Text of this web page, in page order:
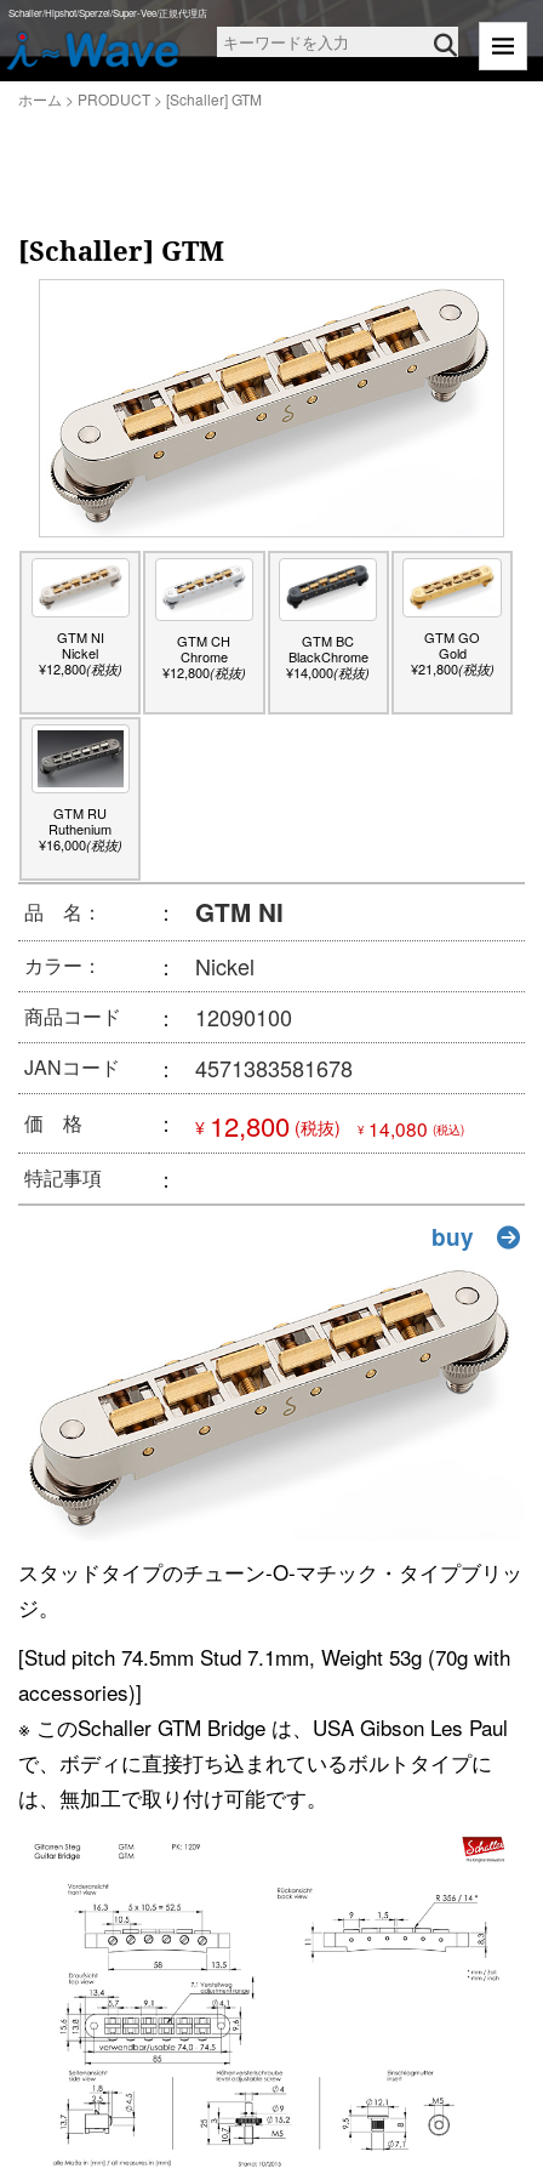
Schaller/Hipshot/Sperzel/Super-Vee/正規代理店
ホーム>PRODUCT>[Schaller] GTM
ホーム > PRODUCT > [Schaller] GTM
[Schaller] GTM
GTM NI
Nickel
¥12,800(税抜)
GTM CH
Chrome
¥12,800(税抜)
GTM BC
BlackChrome
¥14,000(税抜)
GTM GO
Gold
¥21,800(税抜)
GTM RU
Ruthenium
¥16,000(税抜)
品 名： ： GTM NI
カラー： ： Nickel
商品コード ： 12090100
JANコード ： 4571383581678
価 格 ： ¥ 12,800 (税抜) ¥ 14,080 (税込)
特記事項 ：
buy
スタッドタイプのチューン-O-マチック・タイプブリッ
ジ。
[Stud pitch 74.5mm Stud 7.1mm, Weight 53g (70g with
accessories)]
※ このSchaller GTM Bridge は、USA Gibson Les Paul
で、ボディに直接打ち込まれているボルトタイプに
は、無加工で取り付け可能です。